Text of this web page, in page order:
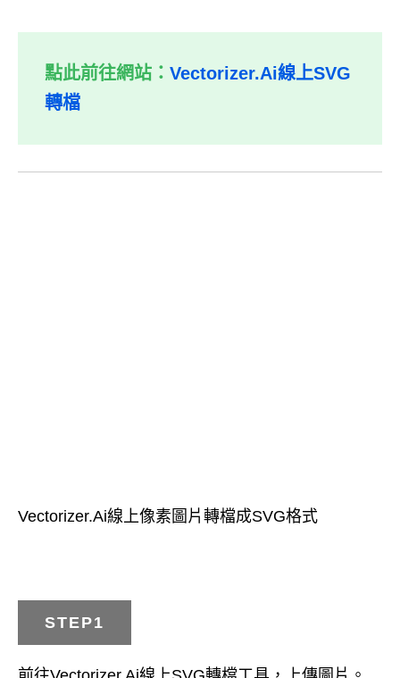
點此前往網站： Vectorizer.Ai線上SVG
轉檔
Vectorizer.Ai線上像素圖片轉檔成SVG格式
STEP1